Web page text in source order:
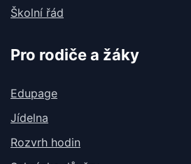
Školní řád
Pro rodiče a žáky
Edupage
Jídelna
Rozvrh hodin